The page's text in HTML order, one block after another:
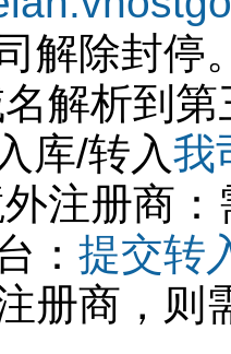
解除封停
解析到
库/转入我
注册商
： 提交转
册商，则